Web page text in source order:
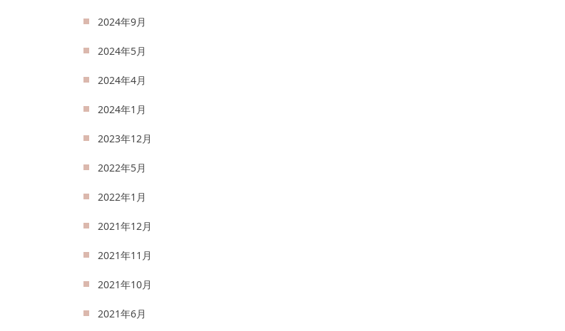
2024年9月
2024年5月
2024年4月
2024年1月
2023年12月
2022年5月
2022年1月
2021年12月
2021年11月
2021年10月
2021年6月